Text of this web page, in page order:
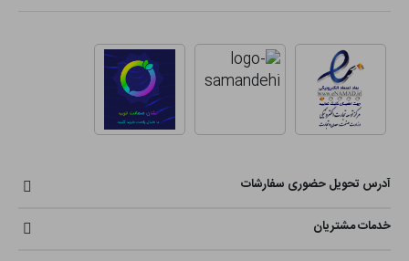
آدرس تحویل حضوری سفارشات
خدمات مشتریان